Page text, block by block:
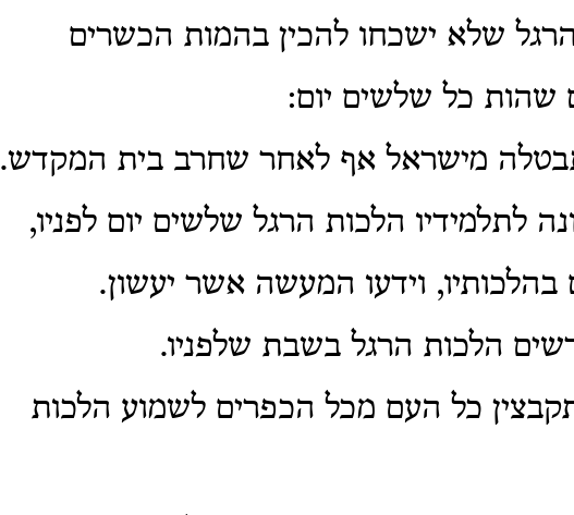
שלא ישכחו להכין בהמות הכשרים
שהות כל שלשים יום:
מישראל אף לאחר שחרב בית המקדש.
לתלמידיו הלכות הרגל שלשים יום לפניו,
בהלכותיו, וידעו המעשה אשר יעשון.
הלכות הרגל בשבת שלפניו.
כל העם מכל הכפרים לשמוע הלכות